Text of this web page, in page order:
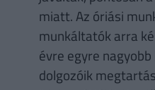
miatt. Az óriási
munkáltatók arra
évre egyre
dolgozóik